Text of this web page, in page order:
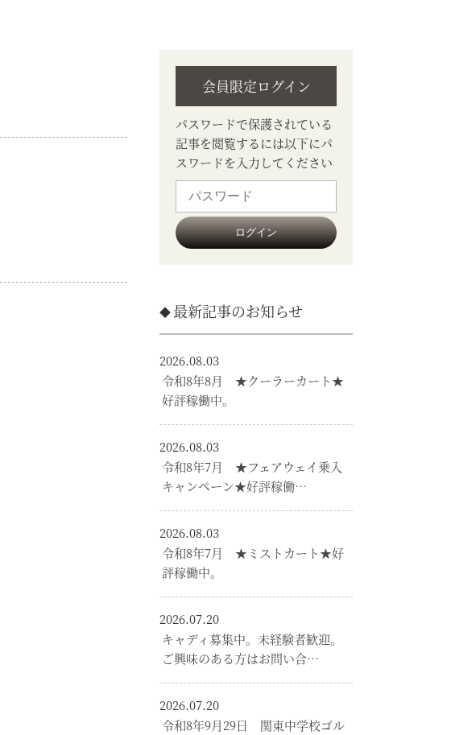
会員限定ログイン
パスワードで保護されている
記事を閲覧するには以下にパ
スワードを入力してください
最新記事のお知らせ
2026.08.03
令和8年8月 ★クーラーカート★
好評稼働中。
2026.08.03
令和8年7月 ★フェアウェイ乗入
キャンペーン★好評稼働…
2026.08.03
令和8年7月 ★ミストカート★好
評稼働中。
2026.07.20
キャディ募集中。未経験者歓迎。
ご興味のある方はお問い合…
2026.07.20
令和8年9月29日 関東中学校ゴル